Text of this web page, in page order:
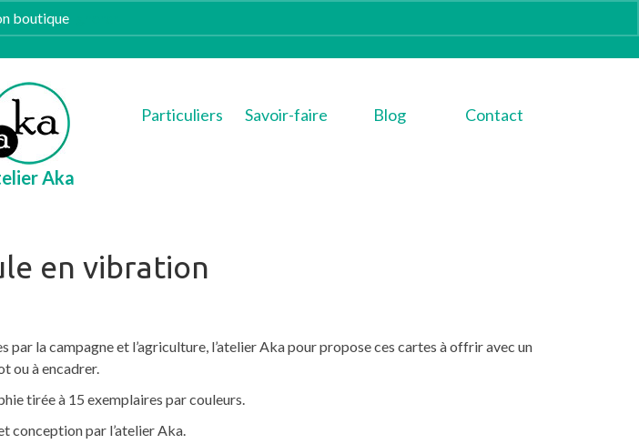
boutique
Aka
Particuliers Savoir-faire Blog Contact
en vibration
par la campagne et l’agriculture, l’atelier Aka pour propose ces cartes à offrir avec un
ou à encadrer.
tirée à 15 exemplaires par couleurs.
conception par l’atelier Aka.